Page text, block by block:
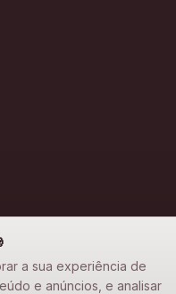
a sua experiência de
e anúncios, e analisar